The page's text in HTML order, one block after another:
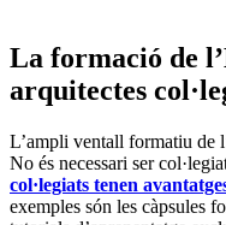
La formació de
arquitectes
L’ampli ventall formatiu de
No és necessari ser
col·legiats tenen
exemples són les càpsules